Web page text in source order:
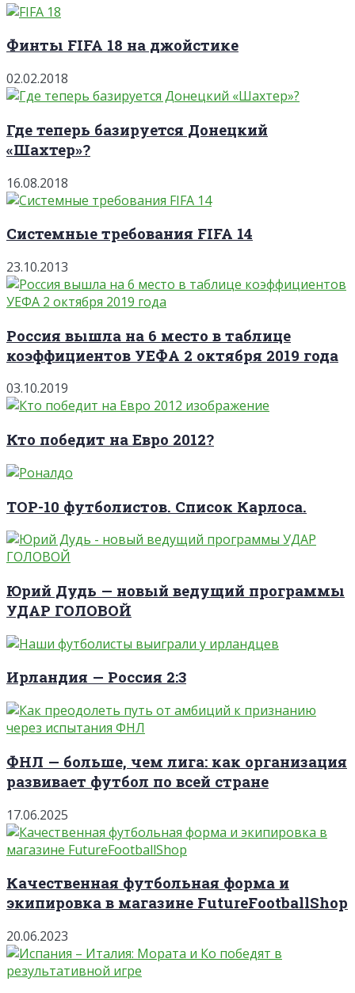
Финты FIFA 18 на джойстике
02.02.2018
Где теперь базируется Донецкий
«Шахтер»?
16.08.2018
Системные требования FIFA 14
23.10.2013
Россия вышла на 6 место в таблице
коэффициентов УЕФА 2 октября 2019 года
03.10.2019
Кто победит на Евро 2012?
TOP-10 футболистов. Список Карлоса.
Юрий Дудь — новый ведущий программы
УДАР ГОЛОВОЙ
Ирландия — Россия 2:3
ФНЛ — больше, чем лига: как организация
развивает футбол по всей стране
17.06.2025
Качественная футбольная форма и
экипировка в магазине FutureFootballShop
20.06.2023